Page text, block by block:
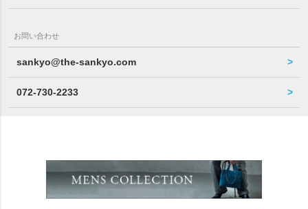
お問い合わせ
sankyo@the-sankyo.com
072-730-2233